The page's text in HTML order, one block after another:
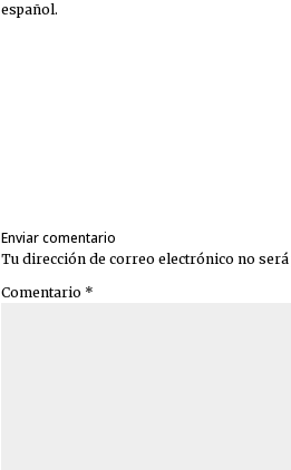
español.
Enviar comentario
Tu dirección de correo electrónico no será
Comentario *